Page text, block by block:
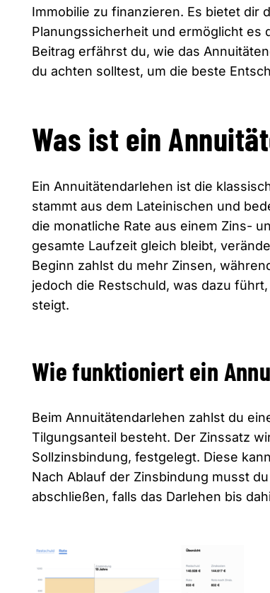
Immobilie zu finanzieren. Es bietet dir
Planungssicherheit und ermöglicht es
Beitrag erfährst du, wie das
du achten solltest, um die beste
Was ist ein
Ein Annuitätendarlehen ist die
stammt aus dem Lateinischen und
die monatliche Rate aus einem Zins-
gesamte Laufzeit gleich bleibt,
Beginn zahlst du mehr Zinsen,
jedoch die Restschuld, was dazu
steigt.
Wie funktioniert ein
Beim Annuitätendarlehen zahlst du
Tilgungsanteil besteht. Der Zinssatz
Sollzinsbindung, festgelegt. Diese
Nach Ablauf der Zinsbindung musst
abschließen, falls das Darlehen bis